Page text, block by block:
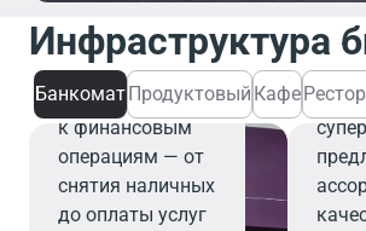
Инфраструктура
БанкоматПродуктовый Кафе
обеспечивает
быстрый и
удобный доступ
к финансовым
операциям — от
снятия наличных
до оплаты услуг